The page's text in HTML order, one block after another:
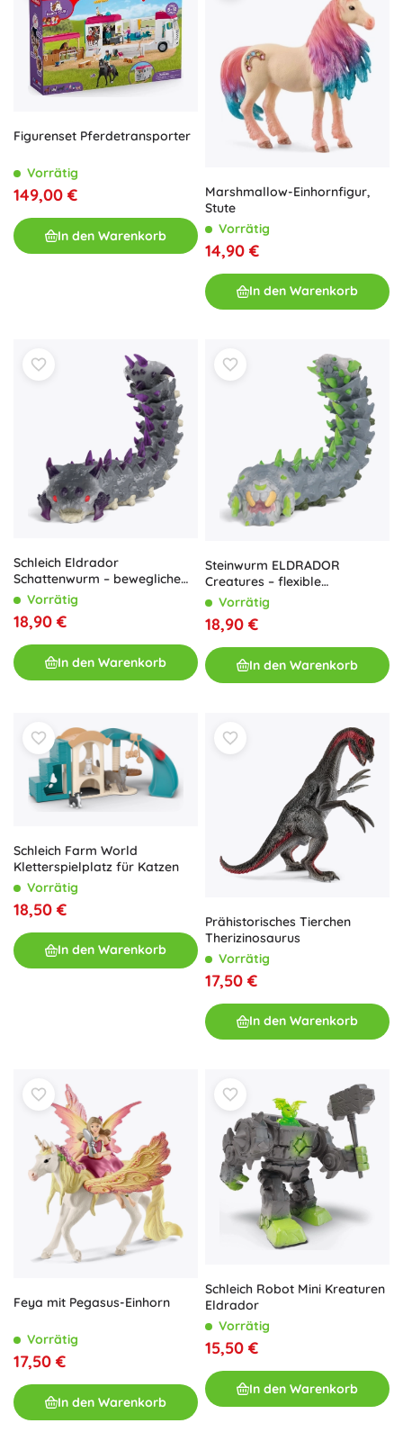
Figurenset Pferdetransporter
Vorrätig
149,00 €
In den Warenkorb
Marshmallow-Einhornfigur,
Stute
Vorrätig
14,90 €
In den Warenkorb
Schleich Eldrador
Schattenwurm – bewegliche
FigurVorrätig
18,90 €
In den Warenkorb
Steinwurm ELDRADOR
Creatures – flexible
Actionfigur
Vorrätig
18,90 €
In den Warenkorb
Schleich Farm World
Kletterspielplatz für Katzen
Vorrätig
18,50 €
In den Warenkorb
Prähistorisches Tierchen
Therizinosaurus
Vorrätig
17,50 €
In den Warenkorb
Feya mit Pegasus-Einhorn
Vorrätig
17,50 €
In den Warenkorb
Schleich Robot Mini Kreaturen
Eldrador
Vorrätig
15,50 €
In den Warenkorb